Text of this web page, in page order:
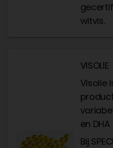
witvis.
VISOLIE
Visolie
en
Bij